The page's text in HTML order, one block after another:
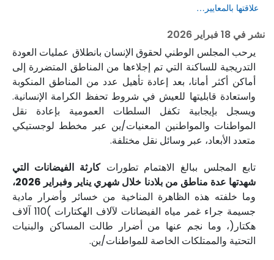
علاقتها بالمعايير…
نشر في 18 فبراير 2026
يرحب المجلس الوطني لحقوق الإنسان بانطلاق عمليات العودة
التدريجية للساكنة التي تم إجلاءها من المناطق المتضررة إلى
أماكن أكثر أمانا، بعد إعادة تأهيل عدد من المناطق المنكوبة
واستعادة قابليتها للعيش في شروط تحفظ الكرامة الإنسانية.
ويسجل بإيجابية تكفل السلطات العمومية بإعادة نقل
المواطنات والمواطنين المعنيات/ين عبر مخطط لوجستيكي
متعدد الأبعاد، عبر وسائل نقل مختلفة.
تابع المجلس ببالغ الاهتمام تطوراتكارثة الفيضانات التي
شهدتها عدة مناطق من بلادنا خلال شهري يناير وفبراير 2026،
وما خلفته هذه الظاهرة المناخية من خسائر وأضرار مادية
جسيمة جراء غمر مياه الفيضانات لآلاف الهكتارات )110 آلاف
هكتار(، وما نجم عنها من أضرار طالت المساكن والبنيات
التحتية والممتلكات الخاصة للمواطنات/ين.